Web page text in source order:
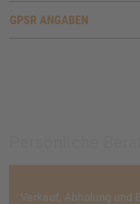
GPSR ANGABEN
Verkauf, Abholung und